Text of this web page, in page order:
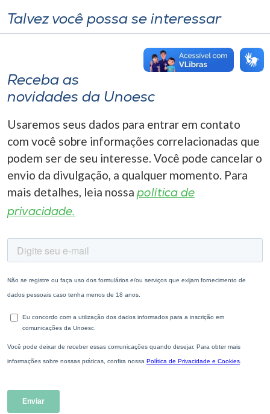
Talvez você possa se interessar
Receba as
novidades da Unoesc
Usaremos seus dados para entrar em contato
com você sobre informações correlacionadas que
podem ser de seu interesse. Você pode cancelar o
envio da divulgação, a qualquer momento. Para
mais detalhes, leia nossa política de
privacidade.